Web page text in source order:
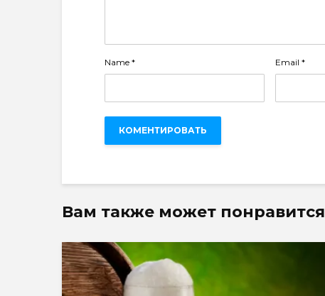
Name * Email *
Вам также может понравится